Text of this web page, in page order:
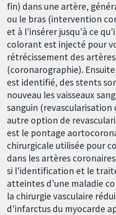
fin) dans une artère,
ou le bras (intervention
et à l'insérer jusqu'à ce
colorant est injecté pour
rétrécissement des
(coronarographie).
est identifié, des stents
nouveau les vaisseaux
sanguin (revascularisation
autre option de
est le pontage
chirurgicale utilisée pour
dans les artères
si l'identification et le
atteintes d'une maladie
la chirurgie vasculaire
d'infarctus du myocarde